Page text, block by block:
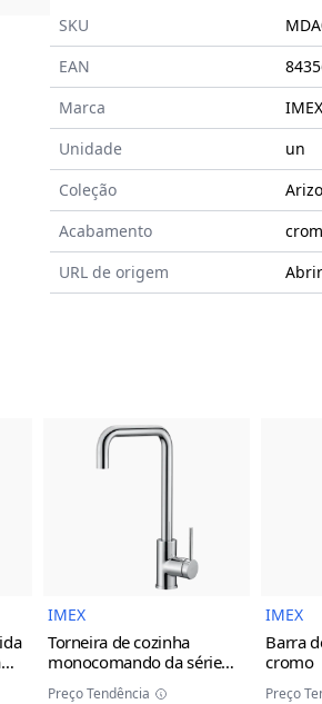
SKU
EAN
Marca
IMEX
Unidade
un
Coleção
Acabamento
URL de origem
Produto Imagem do Produto
IMEX
Torneira de cozinha
monocomando da série
Loira Imex
Preço Tendência
IMEX
Barra
cromo
Preço